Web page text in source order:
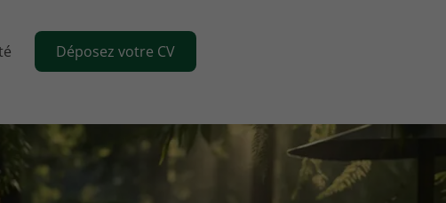
Déposez votre CV